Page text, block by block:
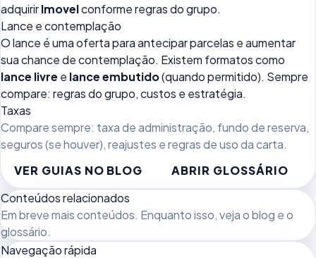
adquirirImovelconforme regras do grupo.
Lance e contemplação
O lance é uma oferta para antecipar parcelas e aumentar
sua chance de contemplação. Existem formatos como
lance livre e lance embutido(quando permitido). Sempre
compare: regras do grupo, custos e estratégia.
Taxas
Compare sempre: taxa de administração, fundo de reserva,
seguros (se houver), reajustes e regras de uso da carta.
VER GUIAS NO BLOG
ABRIR GLOSSÁRIO
Conteúdos relacionados
Em breve mais conteúdos. Enquanto isso, vejao blog e o
glossário.
Navegação rápida